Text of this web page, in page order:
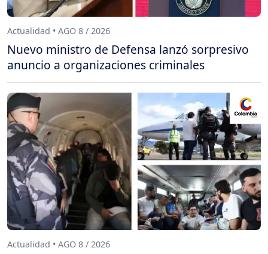
Actualidad • AGO 8 / 2026
Nuevo ministro de Defensa lanzó sorpresivo
anuncio a organizaciones criminales
Actualidad • AGO 8 / 2026